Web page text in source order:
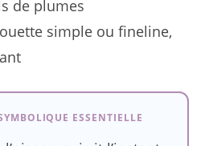
de plumes
simple ou fineline,
ESSENTIELLE